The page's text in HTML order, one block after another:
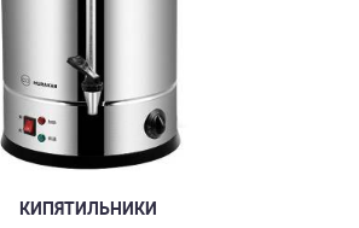
КИПЯТИЛЬНИКИ